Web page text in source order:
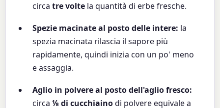
circatre volte la quantità di erbe fresche.
Spezie macinate al posto delle intere: la
spezia macinata rilascia il sapore più
rapidamente, quindi inizia con un po' meno
e assaggia.
Aglio in polvere al posto dell'aglio fresco:
circa⅛ di cucchiainodi polvere equivale a